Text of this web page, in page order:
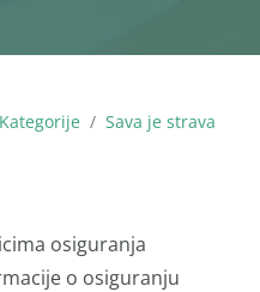
Kategorije Sava je strava
osiguranja
o osiguranju